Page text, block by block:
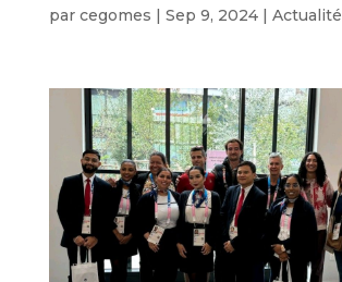
par cegomes | Sep 9, 2024| Actualité